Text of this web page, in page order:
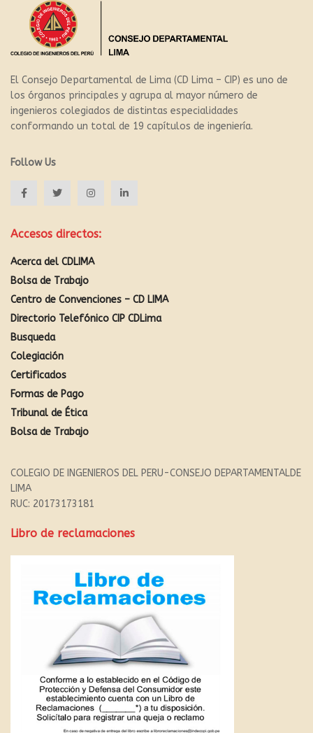
El Consejo Departamental de Lima (CD Lima – CIP) es uno de
los órganos principales y agrupa al mayor número de
ingenieros colegiados de distintas especialidades
conformando un total de 19 capítulos de ingeniería.
Follow Us
Accesos directos:
Acerca del CDLIMA
Bolsa de Trabajo
Centro de Convenciones – CD LIMA
Directorio Telefónico CIP CDLima
Busqueda
Colegiación
Certificados
Formas de Pago
Tribunal de Ética
Bolsa de Trabajo
COLEGIO DE INGENIEROS DEL PERU-CONSEJO DEPARTAMENTALDE
LIMA
RUC: 20173173181
Libro de reclamaciones